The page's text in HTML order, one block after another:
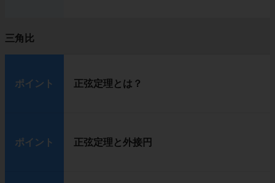
三角比
ポイント 正弦定理とは？
ポイント 正弦定理と外接円